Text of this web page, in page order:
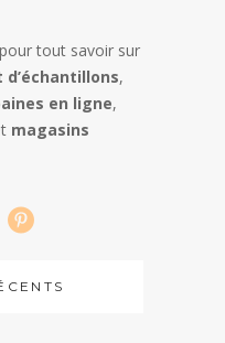
pour tout savoir sur
,
en ligne,
magasins